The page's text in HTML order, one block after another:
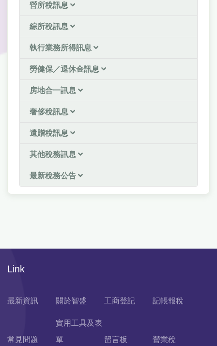
營所稅訊息
綜所稅訊息
執行業務所得訊息
勞健保／退休金訊息
房地合一訊息
奢侈稅訊息
遺贈稅訊息
其他稅務訊息
最新稅務公告
Link
最新資訊 關於智盛 工商登記 記帳報稅
常見問題
實用工具及表
單
留言板 營業稅